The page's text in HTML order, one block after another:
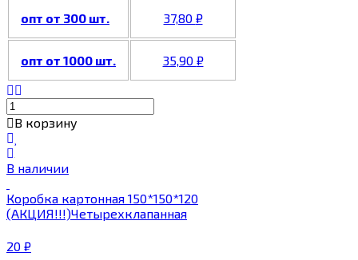
опт от 300 шт. 37,80 ₽
опт от 1000 шт. 35,90 ₽
В корзину
В наличии
Коробка картонная 150*150*120
(АКЦИЯ!!!)Четырехклапанная
20 ₽